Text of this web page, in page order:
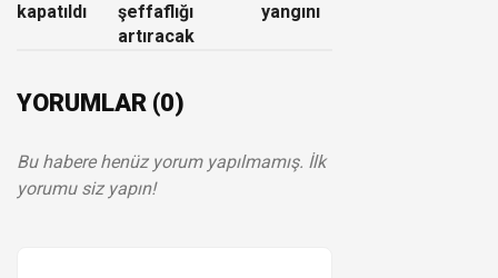
kapatıldı
şeffaflığı
artıracak
yangını
YORUMLAR (0)
Bu habere henüz yorum yapılmamış. İlk
yorumu siz yapın!